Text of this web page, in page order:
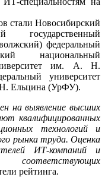
стали Новосибирский
государственный
федеральный
национальный
им. А. Н.
университет
Н. Ельцина (УрФУ).
на выявление высших
квалифицированных
технологий и
рынка труда. Оценка
ИТ-компаний и
рейтинга.